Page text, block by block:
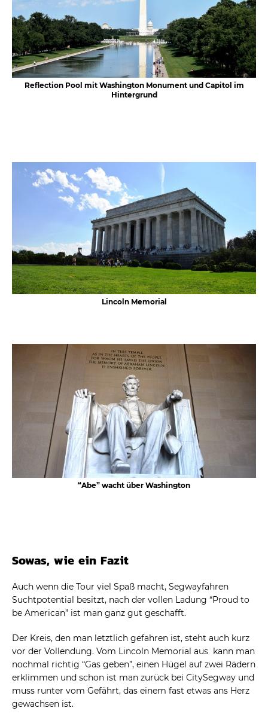
Reflection Pool mit Washington Monument und Capitol im
Hintergrund
Lincoln Memorial
“Abe” wacht über Washington
Sowas, wie ein Fazit
Auch wenn die Tour viel Spaß macht, Segwayfahren
Suchtpotential besitzt, nach der vollen Ladung “Proud to
be American” ist man ganz gut geschafft.
Der Kreis, den man letztlich gefahren ist, steht auch kurz
vor der Vollendung. Vom Lincoln Memorial aus kann man
nochmal richtig “Gas geben”, einen Hügel auf zwei Rädern
erklimmen und schon ist man zurück bei CitySegway und
muss runter vom Gefährt, das einem fast etwas ans Herz
gewachsen ist.